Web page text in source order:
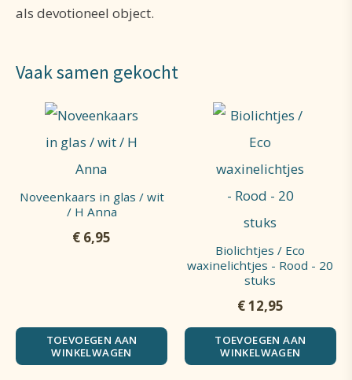
als devotioneel object.
Vaak samen gekocht
Noveenkaars in glas / wit
/ H Anna
€ 6,95
TOEVOEGEN AAN
WINKELWAGEN
Biolichtjes / Eco
waxinelichtjes - Rood - 20
stuks
€12,95
TOEVOEGEN AAN
WINKELWAGEN